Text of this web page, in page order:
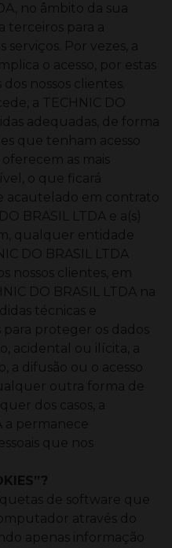
no âmbito da sua
terceiros para a
Por vezes, a
o acesso, por estas
nossos clientes.
a TECHNIC DO
adequadas, de forma
que tenham acesso
as mais
o que ficará
acautelado em contrato
BRASIL LTDA e a(s)
qualquer entidade
DO BRASIL LTDA
nossos clientes, em
DO BRASIL LTDA na
técnicas e
para proteger os dados
acidental ou ilícita, a
a difusão ou o acesso
outra forma de
dos casos, a
a permanece
que nos
de software que
através do
apenas informação